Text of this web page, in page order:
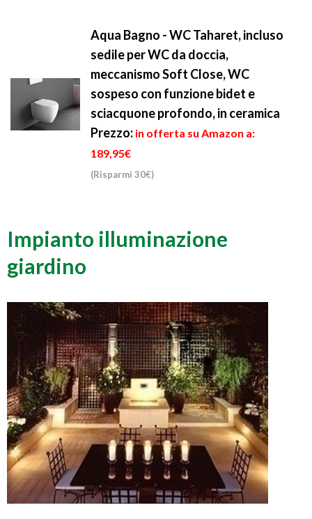
Aqua Bagno - WC Taharet, incluso
sedile per WC da doccia,
meccanismo Soft Close, WC
sospeso con funzione bidet e
sciacquone profondo, in ceramica
Prezzo: in offerta su Amazon a:
189,95€
(Risparmi 30€)
Impianto illuminazione
giardino